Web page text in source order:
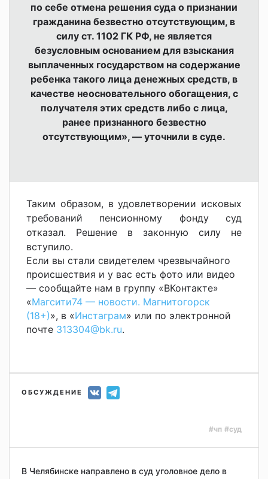
по себе отмена решения суда о признании
гражданина безвестно отсутствующим, в
силу ст. 1102 ГК РФ, не является
безусловным основанием для взыскания
выплаченных государством на содержание
ребенка такого лица денежных средств, в
качестве неосновательного обогащения, с
получателя этих средств либо с лица,
ранее признанного безвестно
отсутствующим», — уточнили в суде.
Таким образом, в удовлетворении исковых
требований пенсионному фонду суд
отказал. Решение в законную силу не
вступило.
Если вы стали свидетелем чрезвычайного
происшествия и у вас есть фото или видео
— сообщайте нам в группу «ВКонтакте»
«Магсити74 — новости. Магнитогорск
(18+)», в «Инстаграм» или по электронной
почте 313304@bk.ru.
ОБСУЖДЕНИЕ
#чп #суд
В Челябинске направлено в суд уголовное дело в